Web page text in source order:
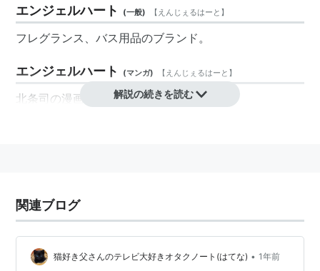
エンジェルハート (一般) 【 えんじぇるはーと 】
フレグランス、バス用品のブランド。
エンジェルハート (マンガ) 【 えんじぇるはーと 】
北条司の漫画。
解説の続きを読む
関連ブログ
猫好き父さんのテレビ大好きオタクノート(はてな) • 1年前